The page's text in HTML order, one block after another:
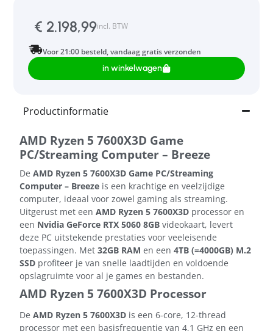
€ 2.198,99incl. BTW
Voor 21:00 besteld, vandaag gratis verzonden
in winkelwagen
Productinformatie
AMD Ryzen 5 7600X3D Game
PC/Streaming Computer – Breeze
De AMD Ryzen 5 7600X3D Game PC/Streaming
Computer – Breeze is een krachtige en veelzijdige
computer, ideaal voor zowel gaming als streaming.
Uitgerust met een AMD Ryzen 5 7600X3D processor en
een Nvidia GeForce RTX 5060 8GB videokaart, levert
deze PC uitstekende prestaties voor veeleisende
toepassingen. Met 32GB RAM en een 4TB (=4000GB) M.2
SSD profiteer je van snelle laadtijden en voldoende
opslagruimte voor al je games en bestanden.
AMD Ryzen 5 7600X3D Processor
De AMD Ryzen 5 7600X3D is een 6-core, 12-thread
processor met een basisfrequentie van 4,1 GHz en een